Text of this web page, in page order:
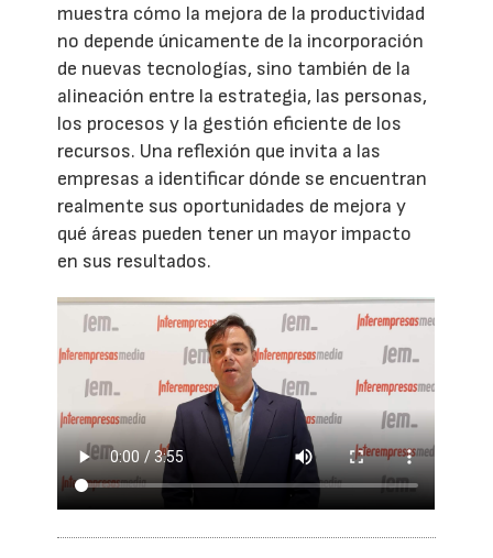
muestra cómo la mejora de la productividad
no depende únicamente de la incorporación
de nuevas tecnologías, sino también de la
alineación entre la estrategia, las personas,
los procesos y la gestión eficiente de los
recursos. Una reflexión que invita a las
empresas a identificar dónde se encuentran
realmente sus oportunidades de mejora y
qué áreas pueden tener un mayor impacto
en sus resultados.